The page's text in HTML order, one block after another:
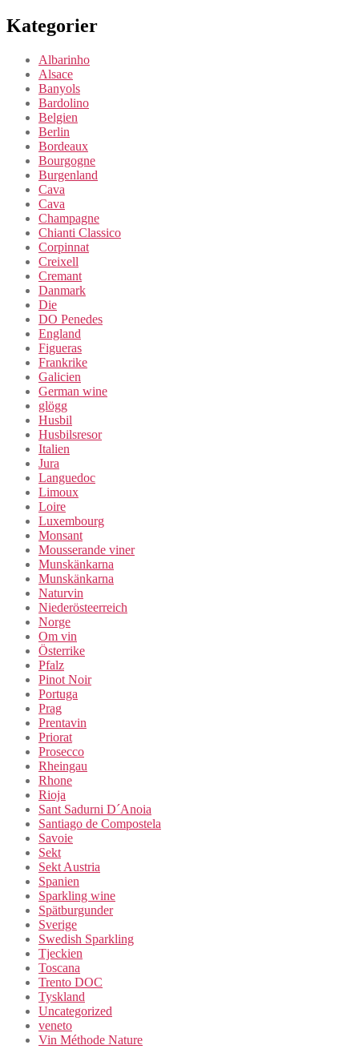
Kategorier
Albarinho
Alsace
Banyols
Bardolino
Belgien
Berlin
Bordeaux
Bourgogne
Burgenland
Cava
Cava
Champagne
Chianti Classico
Corpinnat
Creixell
Cremant
Danmark
Die
DO Penedes
England
Figueras
Frankrike
Galicien
German wine
glögg
Husbil
Husbilsresor
Italien
Jura
Languedoc
Limoux
Loire
Luxembourg
Monsant
Mousserande viner
Munskänkarna
Munskänkarna
Naturvin
Niederösteerreich
Norge
Om vin
Österrike
Pfalz
Pinot Noir
Portuga
Prag
Prentavin
Priorat
Prosecco
Rheingau
Rhone
Rioja
Sant Sadurni D´Anoia
Santiago de Compostela
Savoie
Sekt
Sekt Austria
Spanien
Sparkling wine
Spätburgunder
Sverige
Swedish Sparkling
Tjeckien
Toscana
Trento DOC
Tyskland
Uncategorized
veneto
Vin Méthode Nature